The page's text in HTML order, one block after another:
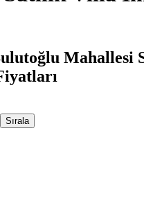
Mahallesi
Sırala